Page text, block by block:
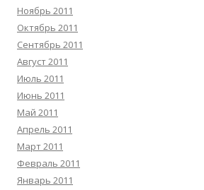
Ноябрь 2011
Октябрь 2011
Сентябрь 2011
Август 2011
Июль 2011
Июнь 2011
Май 2011
Апрель 2011
Март 2011
Февраль 2011
Январь 2011